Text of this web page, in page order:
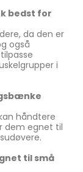
bedst for
da den er
også
i
håndtere
dem egnet til
til små